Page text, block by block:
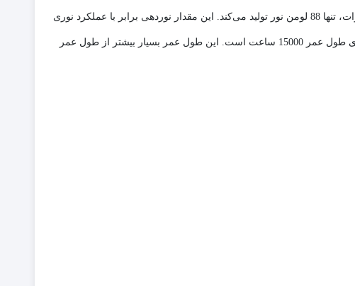
لامپ فیلامنتی A60 نمانور مدل 8W یک لامپ ال ای دی با ظاهری شبیه به لامپ‌های رشته‌ای قدیمی است. این لامپ با توان مصرفی 8 وات، تنها 88 لومن نور تولید می‌کند. این مقدار نوردهی برابر با عملکرد نوری
در مقایسه با لامپ‌های رشته‌ای، مصرف انرژی بسیار کمتری دارد. این محصول دارای طول عمر 15000 ساعت است. این طول عمر بسیار بیشتر از طول عمر